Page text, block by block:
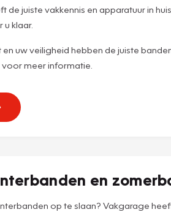
de juiste vakkennis en apparatuur in
klaar.
uw veiligheid hebben de juiste
meer informatie.
en
op te slaan? Vakgarage